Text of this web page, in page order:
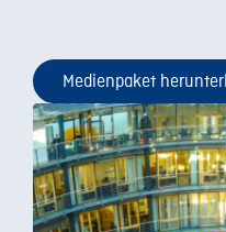
Medienpaket